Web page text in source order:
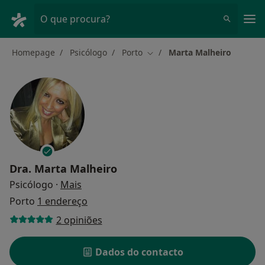
O que procura?
Homepage Psicólogo Porto Mudar de cidade
Marta Malheiro
Dra. Marta Malheiro
Psicólogo · Mais
Porto 1 endereço
2 opiniões
Dados do contacto